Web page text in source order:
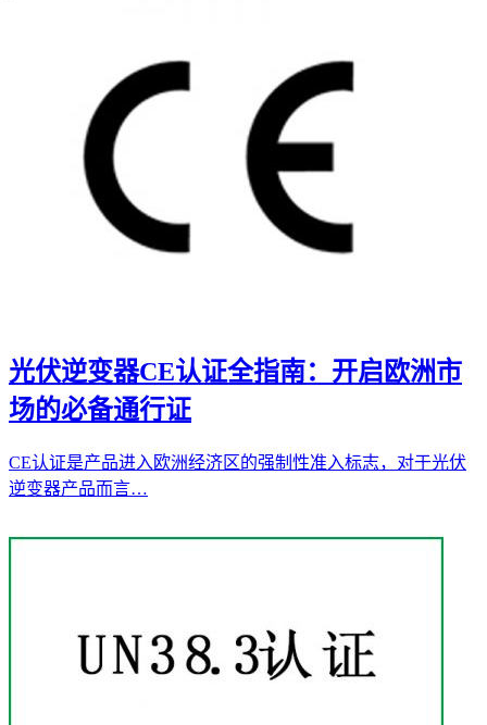
光伏逆变器CE认证全指南：开启欧洲市
场的必备通行证
CE认证是产品进入欧洲经济区的强制性准入标志，对于光伏
逆变器产品而言…